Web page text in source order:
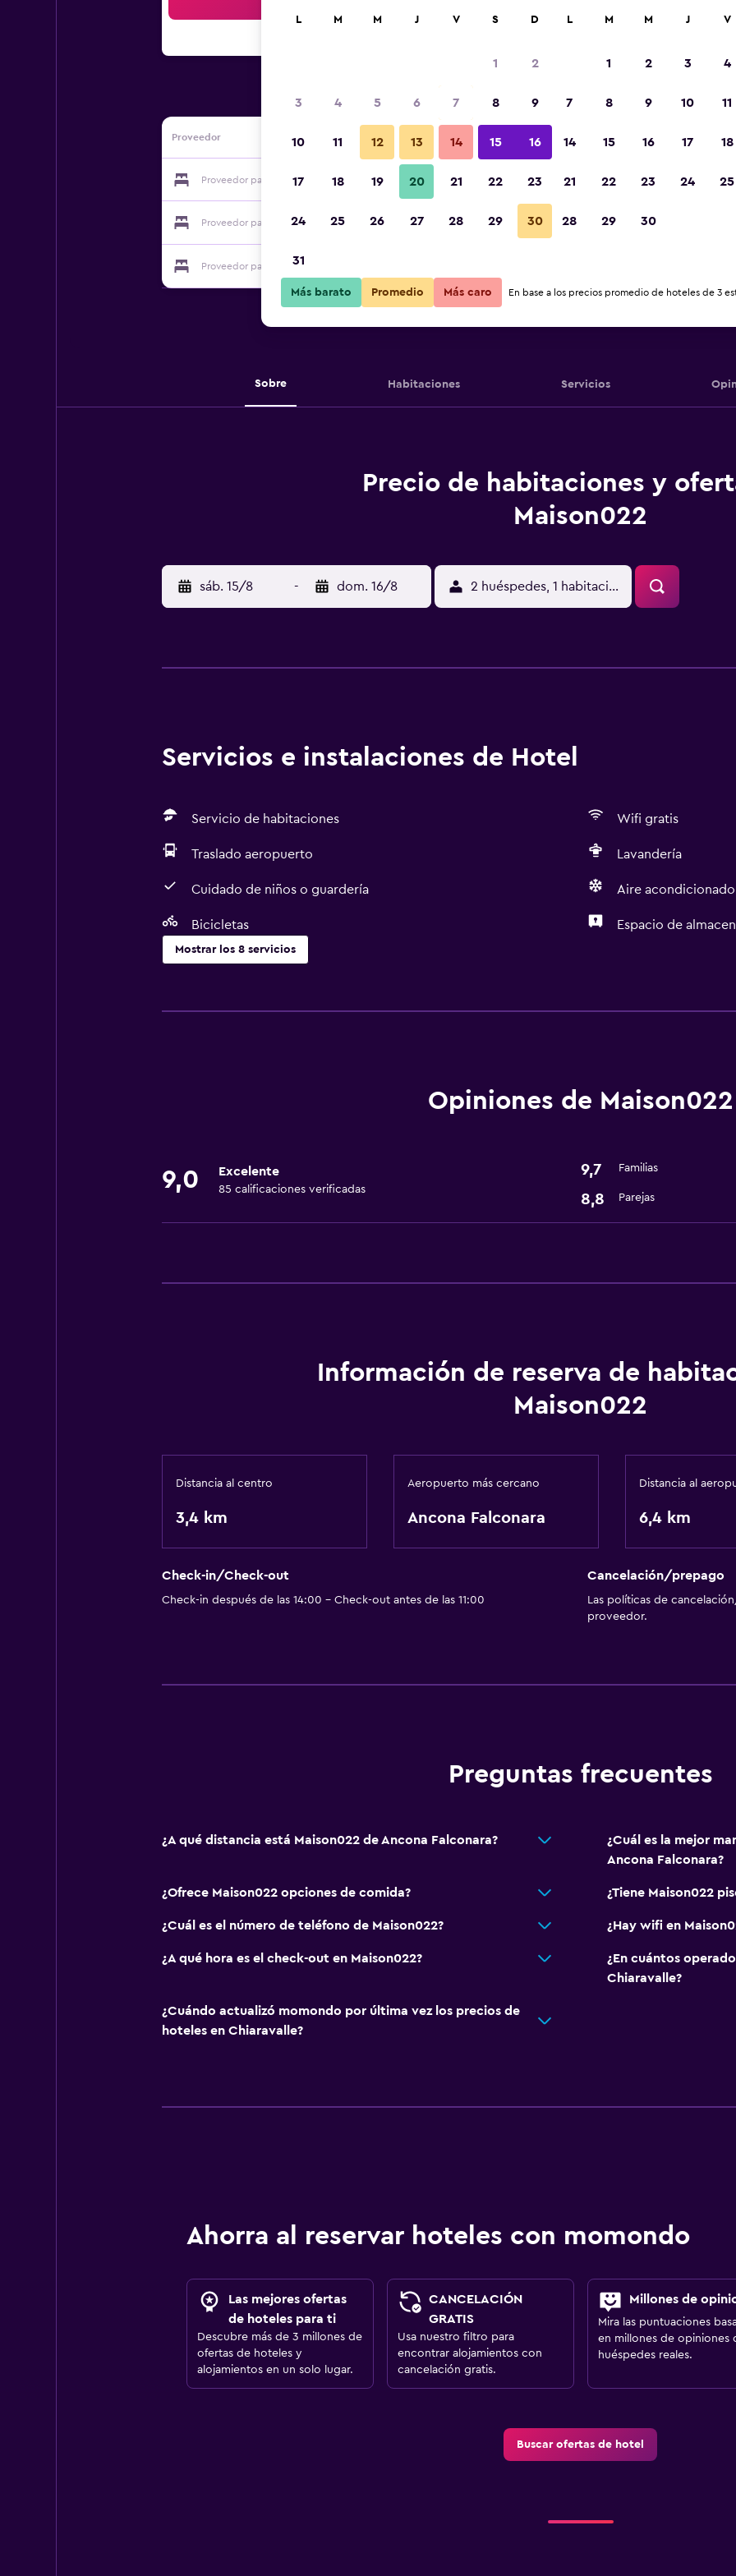
Proveedor
Proveedor para Maison022 Ver precios
Proveedor para Maison022 Ver precios
Proveedor para Maison022
Sobre Habitaciones Servicios
Precio de habitaciones y
Maison022
sáb. 15/8 - dom. 16/8 2 huéspedes, 1 habitación
Servicios e instalaciones de Hotel
Servicio de habitaciones Wifi gratis
Traslado aeropuerto Lavandería
Cuidado de niños o guardería Aire acondicionado
Bicicletas Espacio de
Mostrar los 8 servicios
Wifi gratis
Traslado aeropuerto
Bicicletas
Espacio de almacenamiento
Opiniones de Maison022
9,0 Excelente
85 calificaciones verificadas
9,7 Familias
8,8 Parejas
Información de reserva de
Maison022
Distancia al centro
3,4 km
Aeropuerto más cercano
Ancona Falconara
Distancia al
6,4 km
Check-in/Check-out
Check-in después de las 14:00 - Check-out antes de las 11:00
Cancelación/prepago
Las políticas de
proveedor.
Preguntas frecuentes
¿A qué distancia está Maison022 de Ancona Falconara?
¿Cuál es la mejor
Ancona Falconara?
¿Ofrece Maison022 opciones de comida? ¿Tiene Maison022
¿Cuál es el número de teléfono de Maison022? ¿Hay wifi en
¿A qué hora es el check-out en Maison022?
¿En cuántos
Chiaravalle?
¿Cuándo actualizó momondo por última vez los precios de
hoteles en Chiaravalle?
Ahorra al reservar hoteles con momondo
Las mejores ofertas
de hoteles para ti
Descubre más de 3 millones de
ofertas de hoteles y
alojamientos en un solo lugar.
CANCELACIÓN
GRATIS
Usa nuestro filtro para
encontrar alojamientos con
cancelación gratis.
Millones de
Mira las puntuaciones
en millones de opiniones
huéspedes reales.
Buscar ofertas de hotel
L M M J V S D
1 2
3 4 5 6 7 8 9
10 11 12 13 14 15 16
17 18 19 20 21 22 23
24 25 26 27 28 29 30
31
L M M J V
1 2 3 4
7 8 9 10 11
14 15 16 17 18
21 22 23 24 25
28 29 30
Más barato Promedio Más caro En base a los precios promedio de hoteles de 3